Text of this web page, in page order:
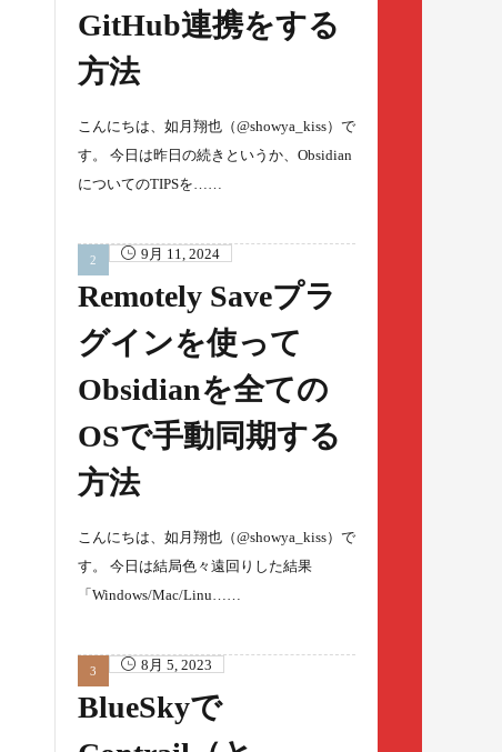
GitHub連携をする
方法
こんにちは、如月翔也（@showya_kiss）で
す。 今日は昨日の続きというか、Obsidian
についてのTIPSを……
9月 11, 2024
Remotely Saveプラ
グインを使って
Obsidianを全ての
OSで手動同期する
方法
こんにちは、如月翔也（@showya_kiss）で
す。 今日は結局色々遠回りした結果
「Windows/Mac/Linu……
8月 5, 2023
BlueSkyで